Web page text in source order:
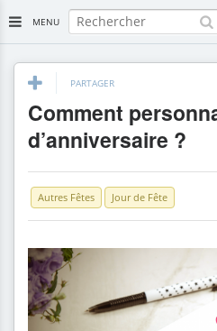
MENU
PARTAGER
Comment
d’anniversaire ?
Autres Fêtes Jour de Fête